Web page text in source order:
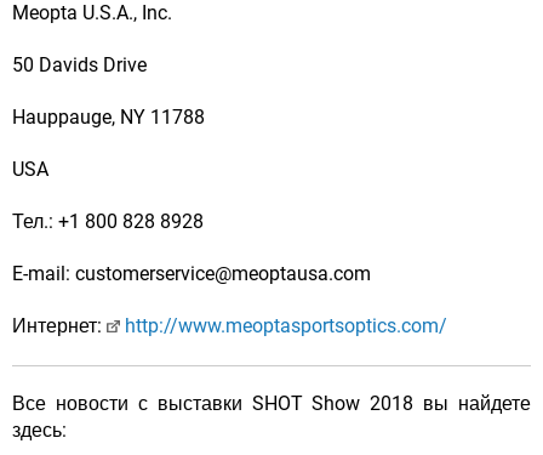
Meopta U.S.A., Inc.
50 Davids Drive
Hauppauge, NY 11788
USA
Тел.: +1 800 828 8928
E-mail: customerservice@meoptausa.com
Интернет: http://www.meoptasportsoptics.com/
Все новости с выставки SHOT Show 2018 вы найдете
здесь: